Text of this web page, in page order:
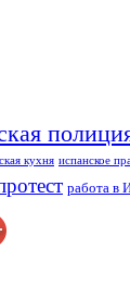
кухня испанское
работа в